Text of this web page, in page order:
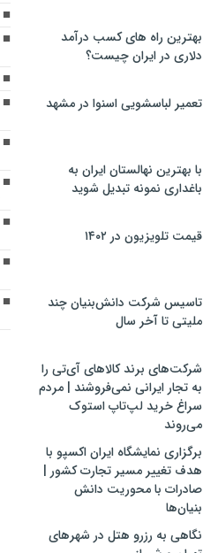
بهترین راه های کسب درآمد
دلاری در ایران چیست؟
تعمیر لباسشویی اسنوا در مشهد
با بهترین نهالستان ایران به
باغداری نمونه تبدیل شوید
قیمت تلویزیون در ۱۴۰۲
تاسیس شرکت دانش‌بنیان چند
ملیتی تا آخر سال
شرکت‌های برند کالاهای آی‌تی را
به تجار ایرانی نمی‌فروشند | مردم
سراغ خرید لپ‌تاپ استوک
می‌روند
برگزاری نمایشگاه ایران اکسپو با
هدف تغییر مسیر تجارت کشور |
صادرات با محوریت دانش
بنیان‌ها
نگاهی به رزرو هتل در شهرهای